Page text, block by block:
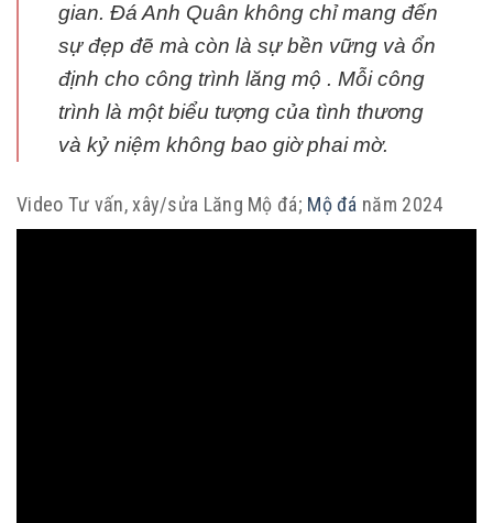
gian. Đá Anh Quân không chỉ mang đến
sự đẹp đẽ mà còn là sự bền vững và ổn
định cho công trình lăng mộ . Mỗi công
trình là một biểu tượng của tình thương
và kỷ niệm không bao giờ phai mờ.
Video Tư vấn, xây/sửa Lăng Mộ đá; Mộ đá năm 2024